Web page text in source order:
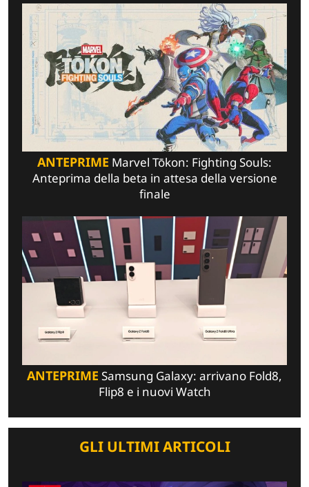
ANTEPRIME Marvel Tōkon: Fighting Souls:
Anteprima della beta in attesa della versione
finale
ANTEPRIME Samsung Galaxy: arrivano Fold8,
Flip8 e i nuovi Watch
GLI ULTIMI ARTICOLI